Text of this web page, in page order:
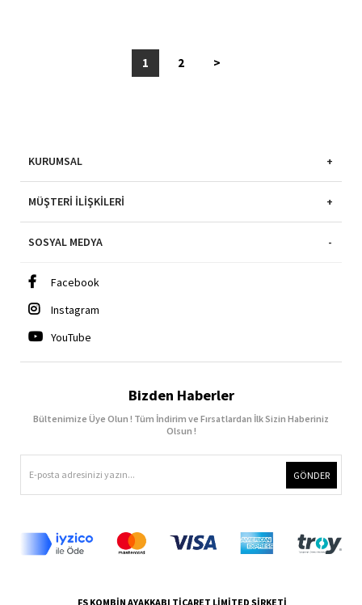
1 2 >
KURUMSAL
MÜŞTERI İLIŞKILERI
SOSYAL MEDYA
Facebook
Instagram
YouTube
Bizden Haberler
Bültenimize Üye Olun ! Tüm İndirim ve Fırsatlardan İlk Sizin Haberiniz
Olsun !
GÖNDER
FS KOMBİN AYAKKABI TİCARET LİMİTED ŞİRKETİ